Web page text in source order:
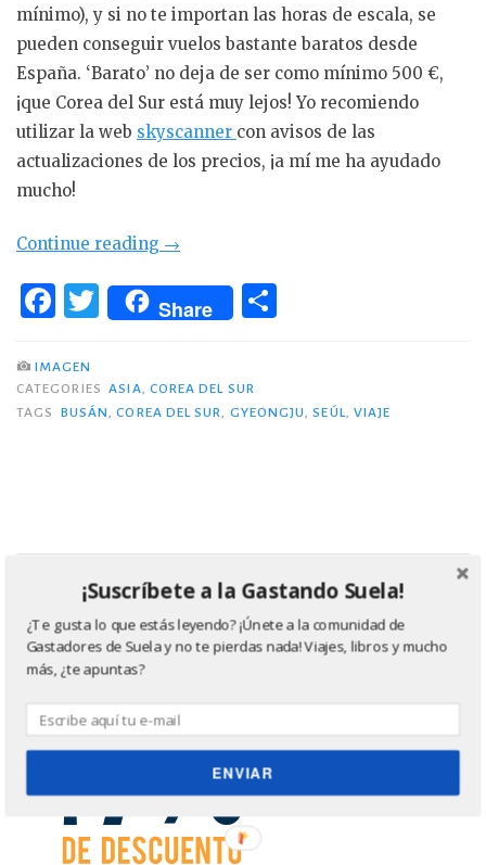
mínimo), y si no te importan las horas de escala, se
pueden conseguir vuelos bastante baratos desde
España. ‘Barato’ no deja de ser como mínimo 500 €,
¡que Corea del Sur está muy lejos! Yo recomiendo
utilizar la web skyscanner con avisos de las
actualizaciones de los precios, ¡a mí me ha ayudado
mucho!
Continue reading «11
en
Sur
(con
→
F
c
e
k
T
w
te
Share
p
IMAGEN
CATEGORIES ASIA COREA DEL SUR
TAGS
BUSÁN ,COREA DEL SUR GYEONGJU ,SEÚL VIAJE
¿Buscas un seguro de viaje? ¡Echa un vistazo a las
ofertas de Chapka! Accede a través de la imagen ;)
¡Suscríbete a la Gastando Suela!
¿Te gusta lo que estás leyendo? ¡Únete a la comunidad de
Gastadores de Suela y no te pierdas nada! Viajes, libros y mucho
más, ¿te apuntas?
ENVIAR